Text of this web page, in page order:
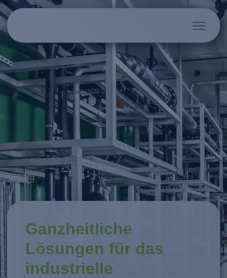
Ganzheitliche
Lösungen für das
industrielle